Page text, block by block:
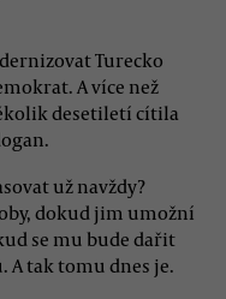
Turecko
A více než
desetiletí cítila
už navždy?
dokud jim umožní
se mu bude dařit
tak tomu dnes je.